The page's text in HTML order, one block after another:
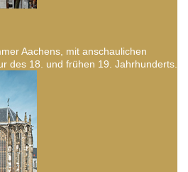
Aachens, mit anschaulichen
des 18. und frühen 19. Jahrhunderts.